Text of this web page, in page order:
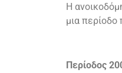
Η
μια
Περίοδος